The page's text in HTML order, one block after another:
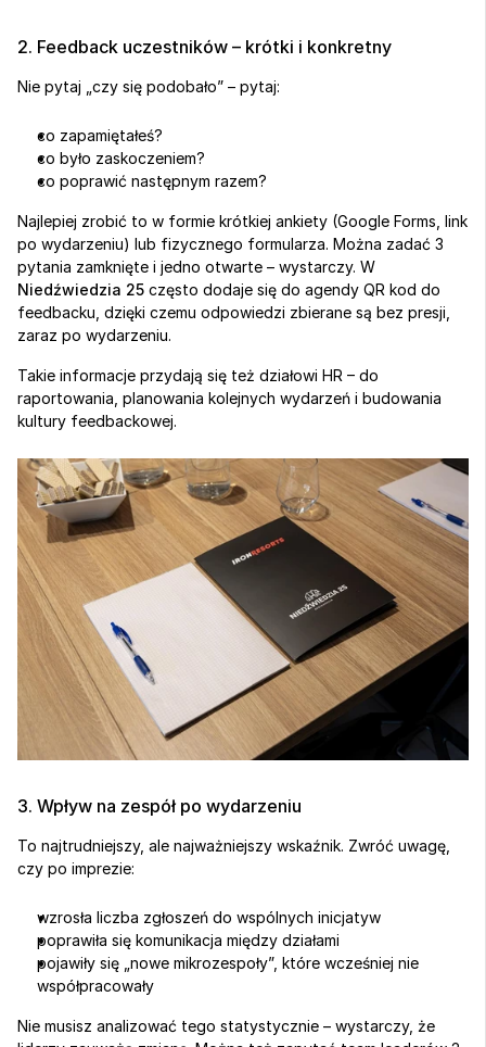
2. Feedback uczestników – krótki i konkretny
Nie pytaj „czy się podobało” – pytaj:
co zapamiętałeś?
co było zaskoczeniem?
co poprawić następnym razem?
Najlepiej zrobić to w formie krótkiej ankiety (Google Forms, link
po wydarzeniu) lub fizycznego formularza. Można zadać 3
Niedźwiedzia 25 często dodaje się do agendy QR kod do
feedbacku, dzięki czemu odpowiedzi zbierane są bez presji,
zaraz po wydarzeniu.
Takie informacje przydają się też działowi HR – do
raportowania, planowania kolejnych wydarzeń i budowania
kultury feedbackowej.
3. Wpływ na zespół po wydarzeniu
To najtrudniejszy, ale najważniejszy wskaźnik. Zwróć uwagę,
czy po imprezie:
wzrosła liczba zgłoszeń do wspólnych inicjatyw
poprawiła się komunikacja między działami
pojawiły się „nowe mikrozespoły”, które wcześniej nie
współpracowały
Nie musisz analizować tego statystycznie – wystarczy, że